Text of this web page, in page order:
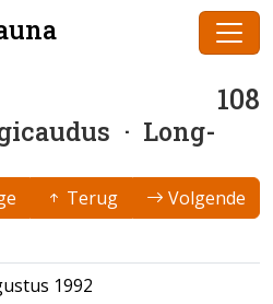
108
· Long-
Terug
Volgende
1992